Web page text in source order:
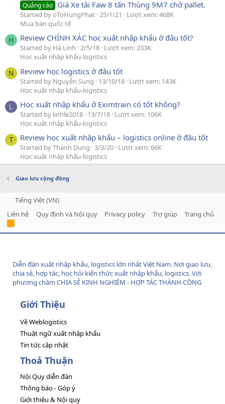
Quảng cáo Giá Xe tải Faw 8 tấn Thùng 9M7 chở pallet.
Started by oToHungPhat 25/1/21
Lượt xem: 468K
Mua bán quốc tế
H Review CHÍNH XÁC học xuất nhập khẩu ở đâu tốt?
Started by Hà Linh 2/5/18 Lượt xem: 233K
Học xuất nhập khẩu-logistics
N Review học logistics ở đâu tốt
Started by Nguyễn Sung 13/10/18 Lượt xem: 143K
Học xuất nhập khẩu-logistics
L Học xuất nhập khẩu ở Eximtrain có tốt không?
Started by linhle2018 13/7/18 Lượt xem: 106K
Học xuất nhập khẩu-logistics
T Review học xuất nhập khẩu – logistics online ở đâu tốt
Started by Thành Dung 3/3/20 Lượt xem: 66K
Học xuất nhập khẩu-logistics
Giao lưu cộng đồng
Tiếng Việt (VN)
Liên hệ
Quy định và Nội quy Privacy policy Trợ giúp Trang chủ
R
Diễn đàn xuất nhập khẩu, logistics lớn nhất Việt Nam. Nơi giao lưu,
chia sẻ, hợp tác, học hỏi kiến thức xuất nhập khẩu, logistics. Với
phương châm CHIA SẺ KINH NGHIỆM - HỢP TÁC THÀNH CÔNG
Giới Thiệu
Về Weblogistics
Thuật ngữ xuất nhập khẩu
Tin tức cập nhật
Thoả Thuận
Nội Quy diễn đàn
Thông báo - Góp ý
Giới thiệu & Nội quy